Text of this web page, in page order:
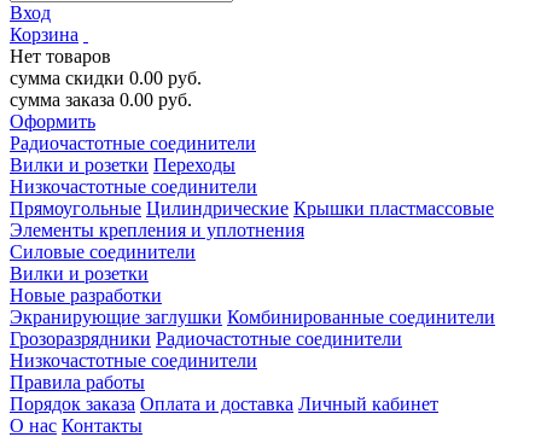
Вход
Корзина
Нет товаров
сумма скидки 0.00 руб.
сумма заказа 0.00 руб.
Оформить
Радиочастотные соединители
Вилки и розетки Переходы
Низкочастотные соединители
Прямоугольные Цилиндрические Крышки пластмассовые
Элементы крепления и уплотнения
Силовые соединители
Вилки и розетки
Новые разработки
Экранирующие заглушки Комбинированные соединители
Грозоразрядники Радиочастотные соединители
Низкочастотные соединители
Правила работы
Порядок заказа Оплата и доставка Личный кабинет
О нас Контакты